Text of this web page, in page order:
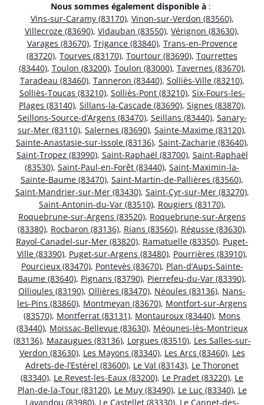
Nous sommes également disponible à :
Vins-sur-Caramy (83170), Vinon-sur-Verdon (83560),
Villecroze (83690), Vidauban (83550), Vérignon (83630),
Varages (83670), Trigance (83840), Trans-en-Provence
(83720), Tourves (83170), Tourtour (83690), Tourrettes
(83440), Toulon (83200), Toulon (83000), Tavernes (83670),
Taradeau (83460), Tanneron (83440), Solliès-Ville (83210),
Solliès-Toucas (83210), Solliès-Pont (83210), Six-Fours-les-
Plages (83140), Sillans-la-Cascade (83690), Signes (83870),
Seillons-Source-d’Argens (83470), Seillans (83440), Sanary-
sur-Mer (83110), Salernes (83690), Sainte-Maxime (83120),
Sainte-Anastasie-sur-Issole (83136), Saint-Zacharie (83640),
Saint-Tropez (83990), Saint-Raphaël (83700), Saint-Raphaël
(83530), Saint-Paul-en-Forêt (83440), Saint-Maximin-la-
Sainte-Baume (83470), Saint-Martin-de-Pallières (83560),
Saint-Mandrier-sur-Mer (83430), Saint-Cyr-sur-Mer (83270),
Saint-Antonin-du-Var (83510), Rougiers (83170),
Roquebrune-sur-Argens (83520), Roquebrune-sur-Argens
(83380), Rocbaron (83136), Rians (83560), Régusse (83630),
Rayol-Canadel-sur-Mer (83820), Ramatuelle (83350), Puget-
Ville (83390), Puget-sur-Argens (83480), Pourrières (83910),
Pourcieux (83470), Pontevès (83670), Plan-d’Aups-Sainte-
Baume (83640), Pignans (83790), Pierrefeu-du-Var (83390),
Ollioules (83190), Ollières (83470), Néoules (83136), Nans-
les-Pins (83860), Montmeyan (83670), Montfort-sur-Argens
(83570), Montferrat (83131), Montauroux (83440), Mons
(83440), Moissac-Bellevue (83630), Méounes-lès-Montrieux
(83136), Mazaugues (83136), Lorgues (83510), Les Salles-sur-
Verdon (83630), Les Mayons (83340), Les Arcs (83460), Les
Adrets-de-l’Estérel (83600), Le Val (83143), Le Thoronet
(83340), Le Revest-les-Eaux (83200), Le Pradet (83220), Le
Plan-de-la-Tour (83120), Le Muy (83490), Le Luc (83340), Le
Lavandou (83980), Le Castellet (83330), Le Cannet-des-